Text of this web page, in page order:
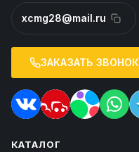
xcmg28@mail.ru
ЗАКАЗАТЬ ЗВОНОК
КАТАЛОГ